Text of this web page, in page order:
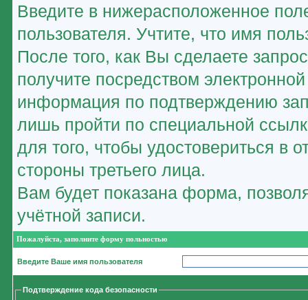
Введите в нижерасположенное
пользователя. Учтите, что имя
После того, как Вы сделаете
получите посредством
информация по подтверждению
лишь пройти по специальной
для того, чтобы удостовериться в
стороны третьего лица.
Вам будет показана форма,
учётной записи.
Пожалуйста, заполните форму польностью
Введите Ваше имя пользователя
Подтверждение кода безопасности